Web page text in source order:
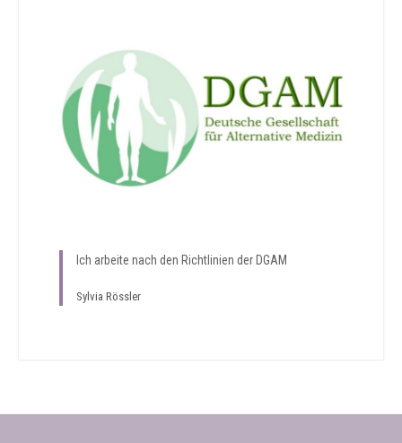
Ich arbeite nach den Richtlinien der DGAM
Sylvia Rössler